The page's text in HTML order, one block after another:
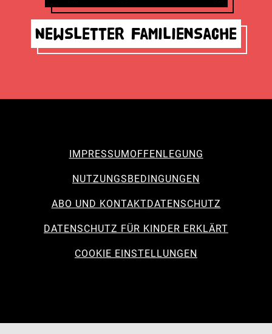
Newsletter Familiensache
IMPRESSUMOFFENLEGUNG
NUTZUNGSBEDINGUNGEN
ABO UND KONTAKTDATENSCHUTZ
DATENSCHUTZ FÜR KINDER ERKLÄRT
COOKIE EINSTELLUNGEN